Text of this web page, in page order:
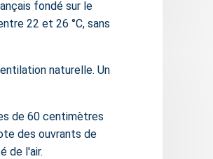
fondé sur le
22 et 26 °C, sans
naturelle. Un
de 60 centimètres
des ouvrants de
de l'air.